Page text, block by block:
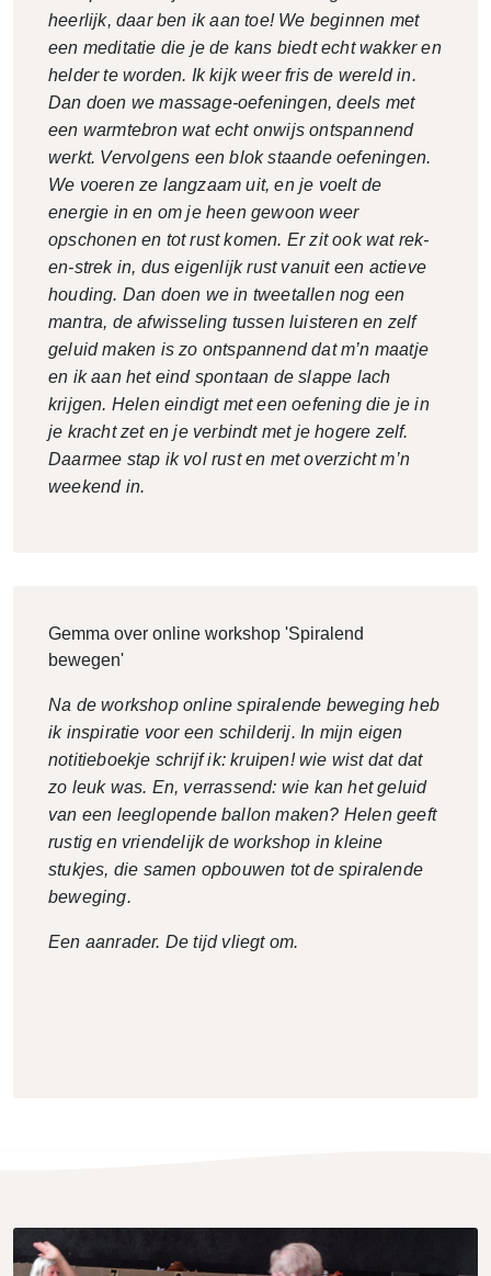
heerlijk, daar ben ik aan toe! We beginnen met
een meditatie die je de kans biedt echt wakker en
helder te worden. Ik kijk weer fris de wereld in.
Dan doen we massage-oefeningen, deels met
een warmtebron wat echt onwijs ontspannend
werkt. Vervolgens een blok staande oefeningen.
We voeren ze langzaam uit, en je voelt de
energie in en om je heen gewoon weer
opschonen en tot rust komen. Er zit ook wat rek-
en-strek in, dus eigenlijk rust vanuit een actieve
houding. Dan doen we in tweetallen nog een
mantra, de afwisseling tussen luisteren en zelf
geluid maken is zo ontspannend dat m’n maatje
en ik aan het eind spontaan de slappe lach
krijgen. Helen eindigt met een oefening die je in
je kracht zet en je verbindt met je hogere zelf.
Daarmee stap ik vol rust en met overzicht m’n
weekend in.
Gemma over online workshop 'Spiralend
bewegen'
Na de workshop online spiralende beweging heb
ik inspiratie voor een schilderij. In mijn eigen
notitieboekje schrijf ik: kruipen! wie wist dat dat
zo leuk was. En, verrassend: wie kan het geluid
van een leeglopende ballon maken? Helen geeft
rustig en vriendelijk de workshop in kleine
stukjes, die samen opbouwen tot de spiralende
beweging.
Een aanrader. De tijd vliegt om.